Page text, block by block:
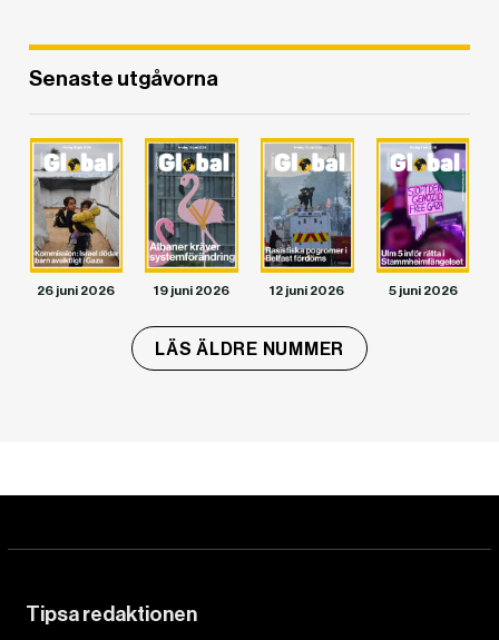
Senaste utgåvorna
26 juni 2026 19 juni 2026 12 juni 2026 5 juni 2026
LÄS ÄLDRE NUMMER
Tipsa redaktionen